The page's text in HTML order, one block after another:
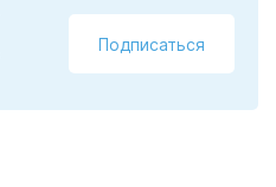
Подписаться